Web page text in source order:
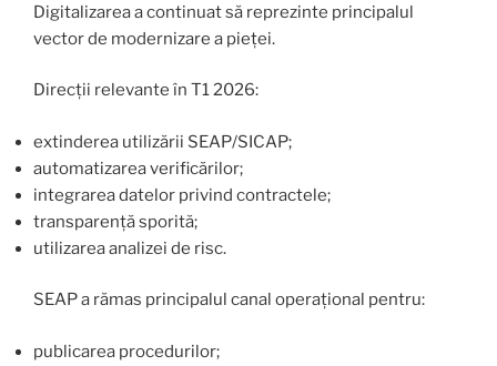
Digitalizarea a continuat să reprezinte principalul
vector de modernizare a pieței.
Direcții relevante în T1 2026:
extinderea utilizării SEAP/SICAP;
automatizarea verificărilor;
integrarea datelor privind contractele;
transparență sporită;
utilizarea analizei de risc.
SEAP a rămas principalul canal operațional pentru:
publicarea procedurilor;